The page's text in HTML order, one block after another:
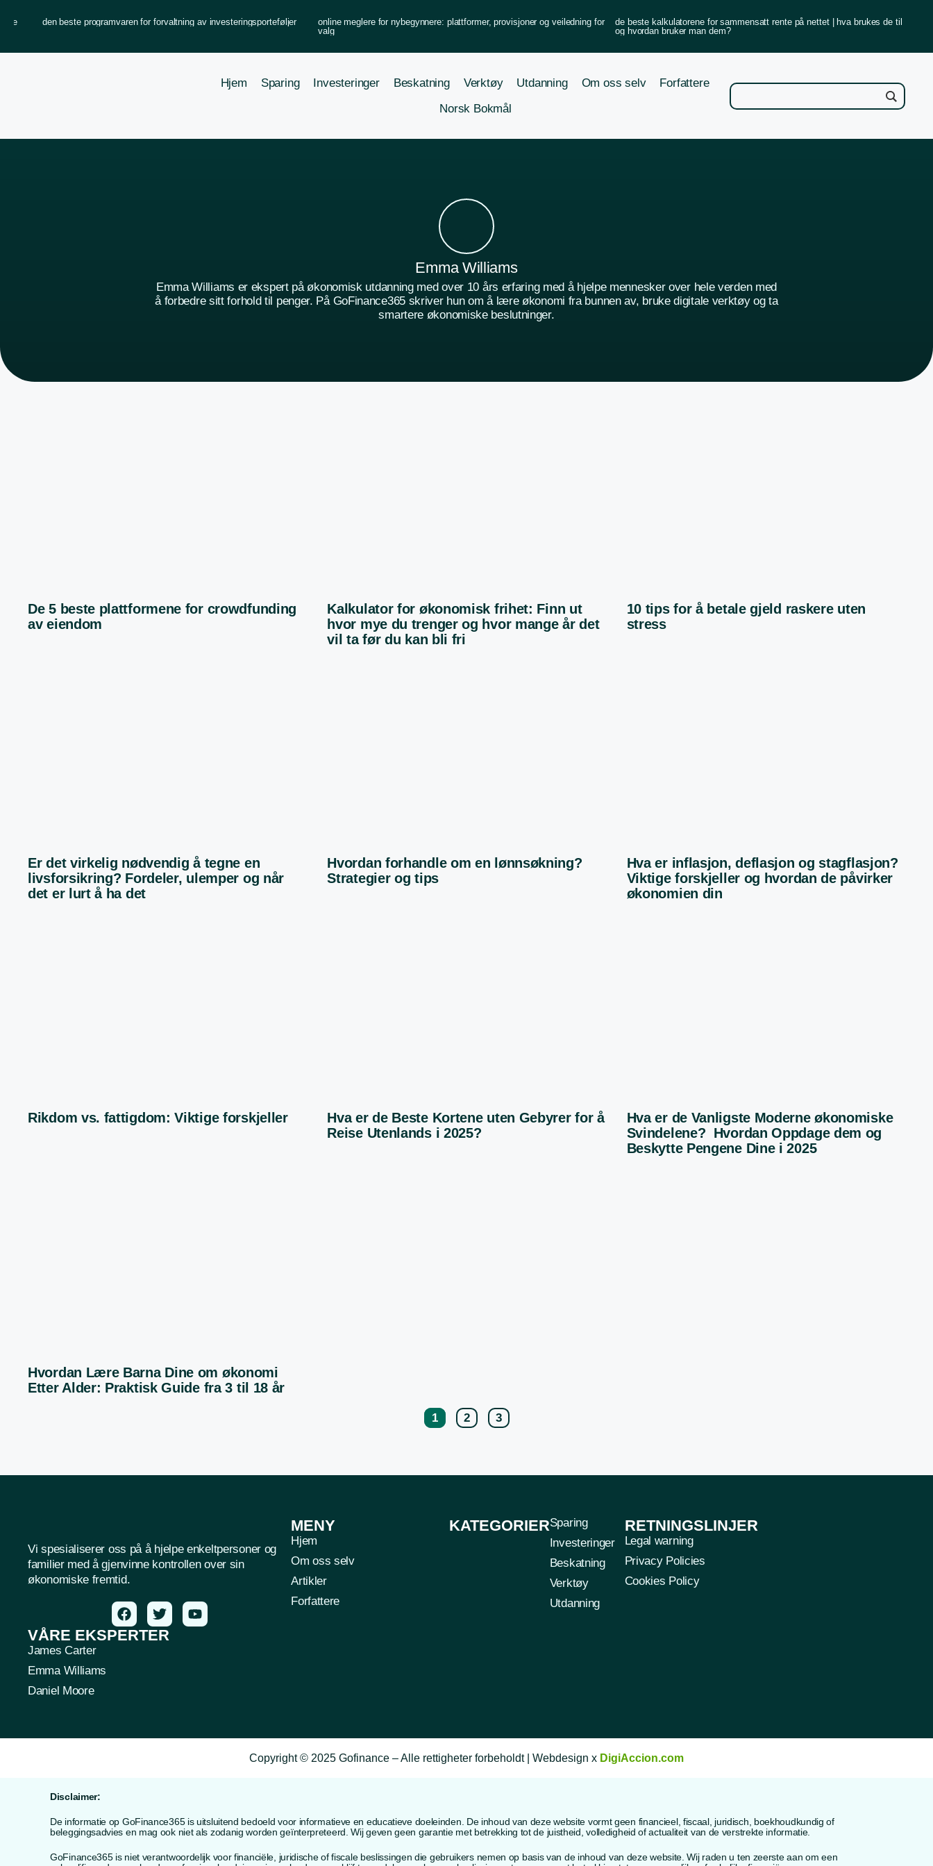
den beste programvaren for forvaltning av investeringsporteføljer
online meglere for nybegynnere: plattformer, provisjoner og veiledning for
valg
de beste kalkulatorene for sammensatt rente på nettet | hva brukes de til
og hvordan bruker man dem?
Hjem Sparing Investeringer Beskatning Verktøy Utdanning Om oss selv
Forfattere
Norsk Bokmål
Emma Williams
Emma Williams er ekspert på økonomisk utdanning med over 10 års erfaring med å hjelpe mennesker over hele verden med
å forbedre sitt forhold til penger. På GoFinance365 skriver hun om å lære økonomi fra bunnen av, bruke digitale verktøy og ta
smartere økonomiske beslutninger.
De 5 beste plattformene for crowdfunding
av eiendom
Kalkulator for økonomisk frihet: Finn ut
hvor mye du trenger og hvor mange år det
vil ta før du kan bli fri
10 tips for å betale gjeld raskere uten
stress
Er det virkelig nødvendig å tegne en
livsforsikring? Fordeler, ulemper og når
det er lurt å ha det
Hvordan forhandle om en lønnsøkning?
Strategier og tips
Hva er inflasjon, deflasjon og stagflasjon?
Viktige forskjeller og hvordan de påvirker
økonomien din
Rikdom vs. fattigdom: Viktige forskjeller
Hva er de Beste Kortene uten Gebyrer for å
Reise Utenlands i 2025?
Hva er de Vanligste Moderne økonomiske
Svindelene? Hvordan Oppdage dem og
Beskytte Pengene Dine i 2025
Hvordan Lære Barna Dine om økonomi
Etter Alder: Praktisk Guide fra 3 til 18 år
1 2 3
Vi spesialiserer oss på å hjelpe enkeltpersoner og
familier med å gjenvinne kontrollen over sin
økonomiske fremtid.
MENY
Hjem
Om oss selv
Artikler
Forfattere
KATEGORIERSparing
Investeringer
Beskatning
Verktøy
Utdanning
RETNINGSLINJER
Legal warning
Privacy Policies
Cookies Policy
VÅRE EKSPERTER
James Carter
Emma Williams
Daniel Moore
Copyright © 2025 Gofinance – Alle rettigheter forbeholdt | Webdesign x DigiAccion.com
Disclaimer:
De informatie op GoFinance365 is uitsluitend bedoeld voor informatieve en educatieve doeleinden. De inhoud van deze website vormt geen financieel, fiscaal, juridisch, boekhoudkundig of
beleggingsadvies en mag ook niet als zodanig worden geïnterpreteerd. Wij geven geen garantie met betrekking tot de juistheid, volledigheid of actualiteit van de verstrekte informatie.
GoFinance365 is niet verantwoordelijk voor financiële, juridische of fiscale beslissingen die gebruikers nemen op basis van de inhoud van deze website. Wij raden u ten zeerste aan om een